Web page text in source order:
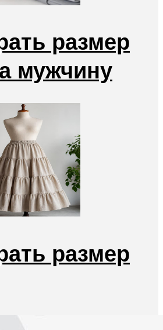
размер
мужчину
размер